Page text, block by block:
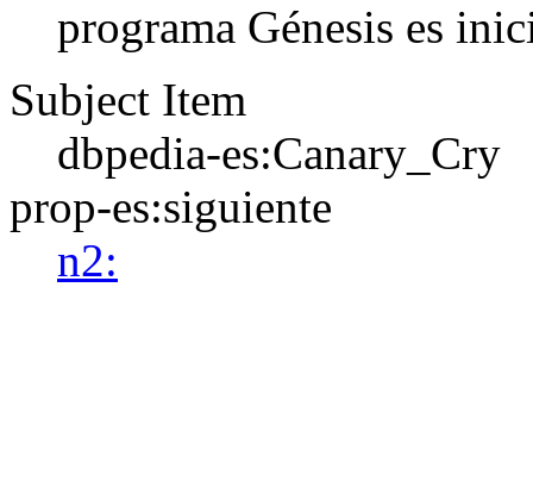
programa Génesis es
Subject Item
dbpedia-es:Canary_Cry
prop-es:siguiente
n2: